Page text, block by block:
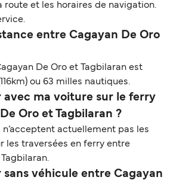
route et les horaires de navigation.
entre Cagayan De Oro
De Oro et Tagbilaran est
ou 63 milles nautiques.
avec ma voiture sur le ferry
Oro et Tagbilaran ?
n’acceptent actuellement pas les
les traversées en ferry entre
sans véhicule entre Cagayan